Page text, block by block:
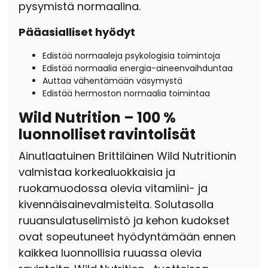
pysymistä normaalina.
Pääasialliset hyödyt
Edistää normaaleja psykologisia toimintoja
Edistää normaalia energia-aineenvaihduntaa
Auttaa vähentämään väsymystä
Edistää hermoston normaalia toimintaa
Wild Nutrition – 100 %
luonnolliset ravintolisät
Ainutlaatuinen Brittiläinen Wild Nutritionin
valmistaa korkealuokkaisia ja
ruokamuodossa olevia vitamiini- ja
kivennäisainevalmisteita. Solutasolla
ruuansulatuselimistö ja kehon kudokset
ovat sopeutuneet hyödyntämään ennen
kaikkea luonnollisia ruuassa olevia